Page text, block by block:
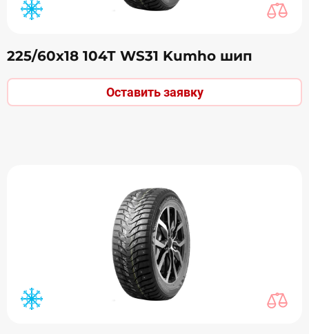
225/60х18 104Т WS31 Kumho шип
Оставить заявку